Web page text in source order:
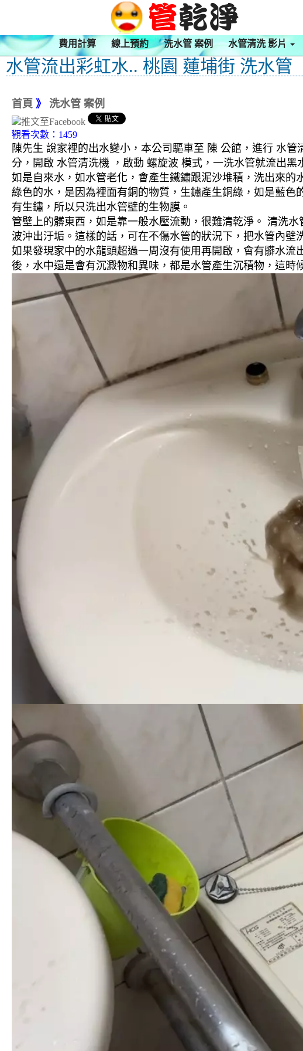
費用計算 線上預約 洗水管 案例 水管清洗 影片
水管流出彩虹水.. 桃園 蓮埔街 洗水管
首頁 》 洗水管 案例
觀看次數：1459
陳先生 說家裡的出水變小，本公司驅車至 陳 公館，進行 水
分，開啟 水管清洗機 ，啟動 螺旋波 模式，一洗水管就流出
如是自來水，如水管老化，會產生鐵鏽跟泥沙堆積，洗出來
綠色的水，是因為裡面有銅的物質，生鏽產生銅綠，如是藍
有生鏽，所以只洗出水管壁的生物膜。
管壁上的髒東西，如是靠一般水壓流動，很難清乾淨。 清洗
波沖出汙垢。這樣的話，可在不傷水管的狀況下，把水管內壁
如果發現家中的水龍頭超過一周沒有使用再開啟，會有髒水
後，水中還是會有沉澱物和異味，都是水管產生沉積物，這時